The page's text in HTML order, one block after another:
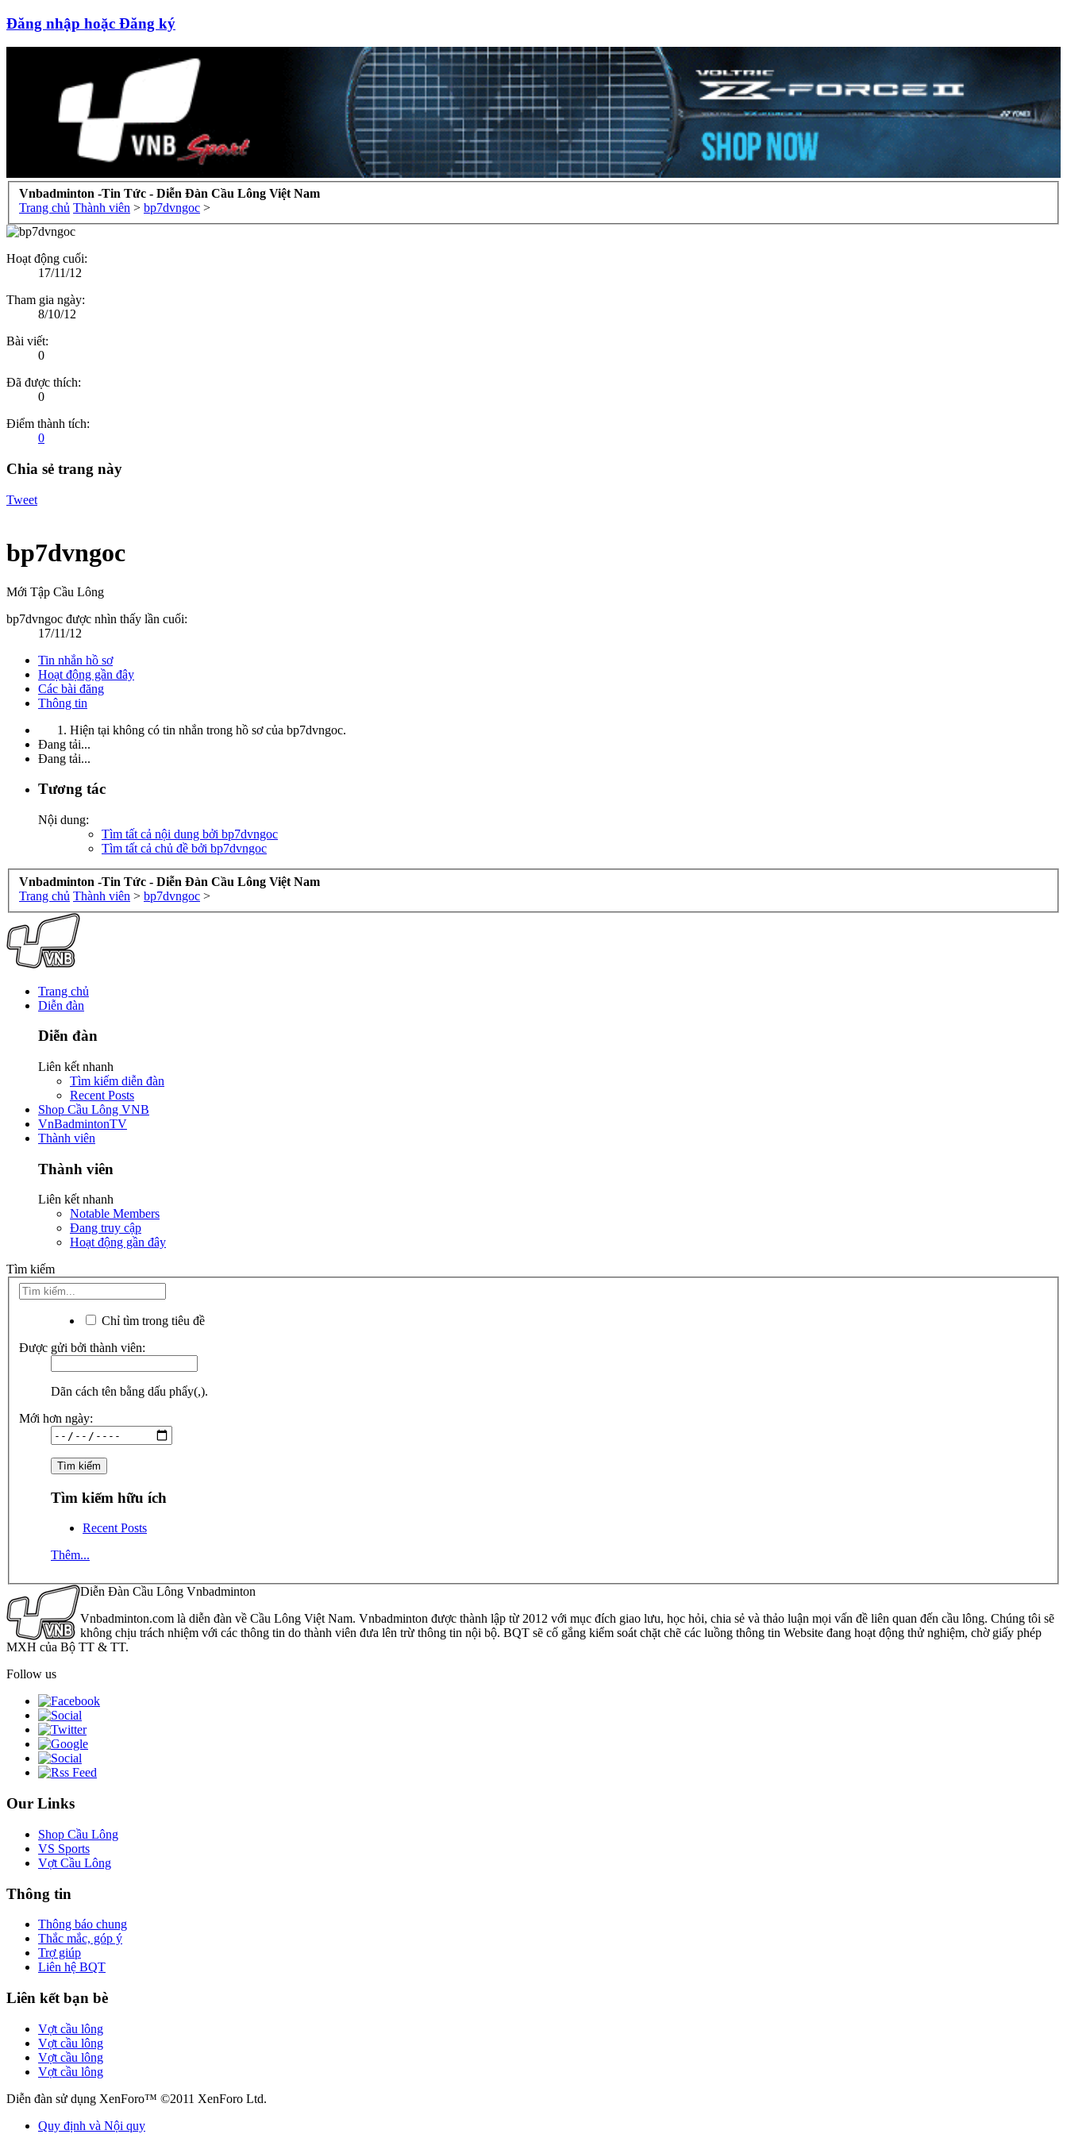
Đăng nhập hoặc Đăng ký
Vnbadminton -Tin Tức - Diễn Đàn Cầu Lông Việt Nam
Trang chủ Thành viên > bp7dvngoc >
Hoạt động cuối:
17/11/12
Tham gia ngày:
8/10/12
Bài viết:
0
Đã được thích:
0
Điểm thành tích:
0
Chia sẻ trang này
Tweet
bp7dvngoc
Mới Tập Cầu Lông
bp7dvngoc được nhìn thấy lần cuối:
17/11/12
Tin nhắn hồ sơ
Hoạt động gần đây
Các bài đăng
Thông tin
Hiện tại không có tin nhắn trong hồ sơ của bp7dvngoc.
Đang tải...
Đang tải...
Tương tác
Nội dung:
Tìm tất cả nội dung bởi bp7dvngoc
Tìm tất cả chủ đề bởi bp7dvngoc
Vnbadminton -Tin Tức - Diễn Đàn Cầu Lông Việt Nam
Trang chủ Thành viên > bp7dvngoc >
Trang chủ
Diễn đàn
Diễn đàn
Liên kết nhanh
Tìm kiếm diễn đàn
Recent Posts
Shop Cầu Lông VNB
VnBadmintonTV
Thành viên
Thành viên
Liên kết nhanh
Notable Members
Đang truy cập
Hoạt động gần đây
Tìm kiếm
Chỉ tìm trong tiêu đề
Được gửi bởi thành viên:
Dãn cách tên bằng dấu phẩy(,).
Mới hơn ngày:
Tìm kiếm hữu ích
Recent Posts
Thêm...
Diễn Đàn Cầu Lông Vnbadminton
Vnbadminton.com là diễn đàn về Cầu Lông Việt Nam. Vnbadminton được thành lập từ 2012 với mục đích giao lưu, học hỏi, chia sẻ và thảo luận mọi vấn đề liên quan đến cầu lông. Chúng tôi sẽ
không chịu trách nhiệm với các thông tin do thành viên đưa lên trừ thông tin nội bộ. BQT sẽ cố gắng kiểm soát chặt chẽ các luồng thông tin Website đang hoạt động thử nghiệm, chờ giấy phép
MXH của Bộ TT & TT.
Follow us
Our Links
Shop Cầu Lông
VS Sports
Vợt Cầu Lông
Thông tin
Thông báo chung
Thắc mắc, góp ý
Trợ giúp
Liên hệ BQT
Liên kết bạn bè
Vợt cầu lông
Vợt cầu lông
Vợt cầu lông
Vợt cầu lông
Diễn đàn sử dụng XenForo™ ©2011 XenForo Ltd.
Quy định và Nội quy